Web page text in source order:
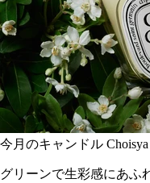
今月のキャンドル
グリーンで生彩感にあふ